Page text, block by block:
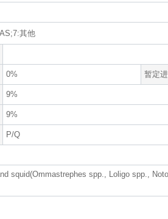
其他
0% 暂定
9%
9%
P/Q
squid(Ommastrephes spp., Loligo spp.,